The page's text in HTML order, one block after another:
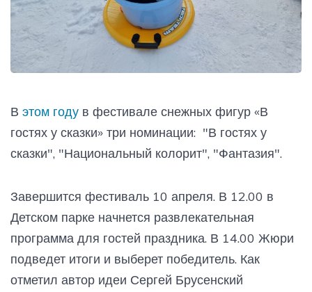
В этом году в фестивале снежных фигур «В
гостях у сказки» три номинации: "В гостях у
сказки", "Национальный колорит", "Фантазия".
Завершится фестиваль 10 апреля. В 12.00 в
Детском парке начнется развлекательная
программа для гостей праздника. В 14.00 Жюри
подведет итоги и выберет победитель. Как
отметил автор идеи Сергей Брусенский